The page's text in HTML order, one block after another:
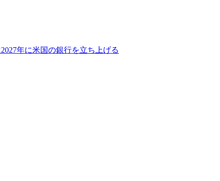
年に米国の銀行を立ち上げる